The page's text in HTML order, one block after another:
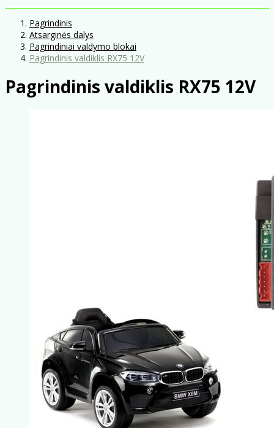
Pagrindinis
Atsarginės dalys
Pagrindiniai valdymo blokai
Pagrindinis valdiklis RX75 12V
Pagrindinis valdiklis RX75 12V